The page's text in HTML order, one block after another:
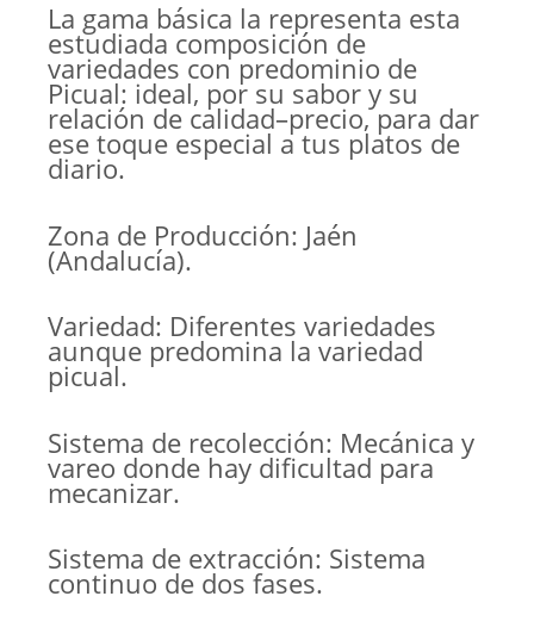
La gama básica la representa esta
estudiada composición de
variedades con predominio de
Picual: ideal, por su sabor y su
relación de calidad–precio, para dar
ese toque especial a tus platos de
diario.
Zona de Producción: Jaén
(Andalucía).
Variedad: Diferentes variedades
aunque predomina la variedad
picual.
Sistema de recolección: Mecánica y
vareo donde hay dificultad para
mecanizar.
Sistema de extracción: Sistema
continuo de dos fases.